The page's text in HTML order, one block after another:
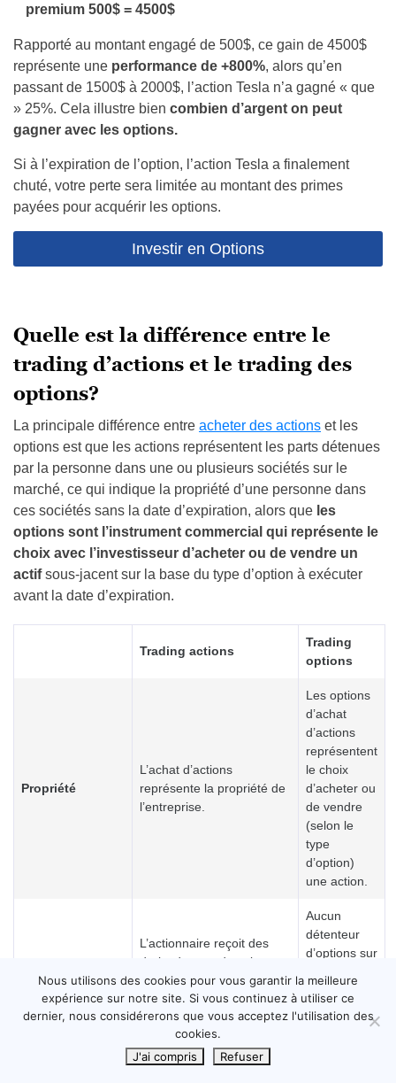
premium 500$ = 4500$
Rapporté au montant engagé de 500$, ce gain de 4500$
représente une performance de +800%, alors qu’en
passant de 1500$ à 2000$, l’action Tesla n’a gagné « que
» 25%. Cela illustre bien combien d’argent on peut
gagner avec les options.
Si à l’expiration de l’option, l’action Tesla a finalement
chuté, votre perte sera limitée au montant des primes
payées pour acquérir les options.
Investir en Options
Quelle est la différence entre le
trading d’actions et le trading des
options?
La principale différence entre acheter des actions et les
options est que les actions représentent les parts détenues
par la personne dans une ou plusieurs sociétés sur le
marché, ce qui indique la propriété d’une personne dans
ces sociétés sans la date d’expiration, alors que les
options sont l’instrument commercial qui représente le
choix avec l’investisseur d’acheter ou de vendre un
actifsous-jacent sur la base du type d’option à exécuter
avant la date d’expiration.
Trading actions
Trading
options
Propriété
L’achat d’actions
représente la propriété de
l’entreprise.
Les options
d’achat
d’actions
représentent
le choix
d’acheter ou
de vendre
(selon le
type
d’option)
une action.
Dividendes et
droits de vote
L’actionnaire reçoit des
droits de vote dans les
affaires importantes de la
société et une part des
dividendes (le cas
échéant) versés par la
société.
Aucun
détenteur
d’options sur
dividende et
ne bénéficie
Nous utilisons des cookies pour vous garantir la meilleure
expérience sur notre site. Si vous continuez à utiliser ce
dernier, nous considérerons que vous acceptez l'utilisation des
cookies.
J'ai compris
Refuser